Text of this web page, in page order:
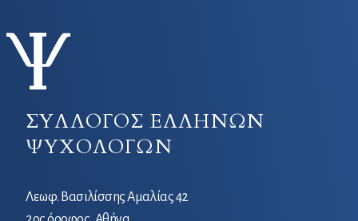
ΣΥΛΛΟΓΟΣ ΕΛΛΗΝΩΝ
ΨΥΧΟΛΟΓΩΝ
Λεωφ. Βασιλίσσης Αμαλίας 42